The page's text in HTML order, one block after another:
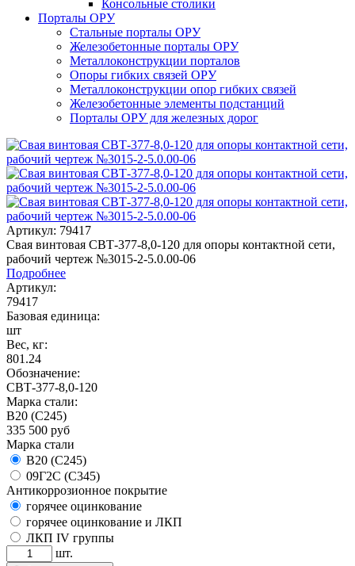
Консольные столики
Порталы ОРУ
Стальные порталы ОРУ
Железобетонные порталы ОРУ
Металлоконструкции порталов
Опоры гибких связей ОРУ
Металлоконструкции опор гибких связей
Железобетонные элементы подстанций
Порталы ОРУ для железных дорог
Артикул: 79417
Свая винтовая СВТ-377-8,0-120 для опоры контактной сети,
рабочий чертеж №3015-2-5.0.00-06
Подробнее
Артикул:
79417
Базовая единица:
шт
Вес, кг:
801.24
Обозначение:
СВТ-377-8,0-120
Марка стали:
B20 (С245)
335 500 руб
Марка стали
B20 (С245)
09Г2С (С345)
Антикоррозионное покрытие
горячее оцинкование
горячее оцинкование и ЛКП
ЛКП IV группы
шт.